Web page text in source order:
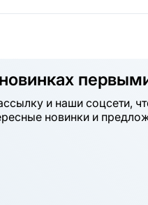
и наши соцсети,
новинки и